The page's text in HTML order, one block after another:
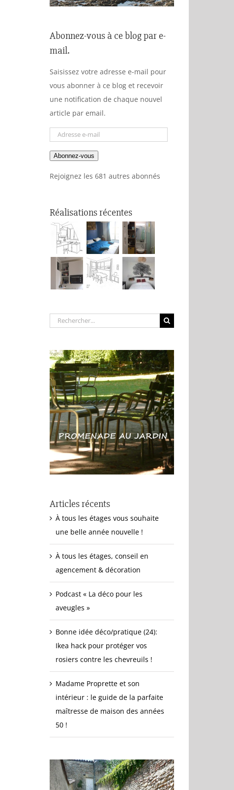
Abonnez-vous à ce blog par e-
mail.
Saisissez votre adresse e-mail pour
vous abonner à ce blog et recevoir
une notification de chaque nouvel
article par email.
Adresse
mail
Abonnez-vous
Rejoignez les 681 autres abonnés
Réalisations récentes
Rechercher:
Articles récents
À tous les étages vous souhaite
une belle année nouvelle !
À tous les étages, conseil en
agencement & décoration
Podcast « La déco pour les
aveugles »
Bonne idée déco/pratique (24):
Ikea hack pour protéger vos
rosiers contre les chevreuils !
Madame Proprette et son
intérieur : le guide de la parfaite
maîtresse de maison des années
50 !